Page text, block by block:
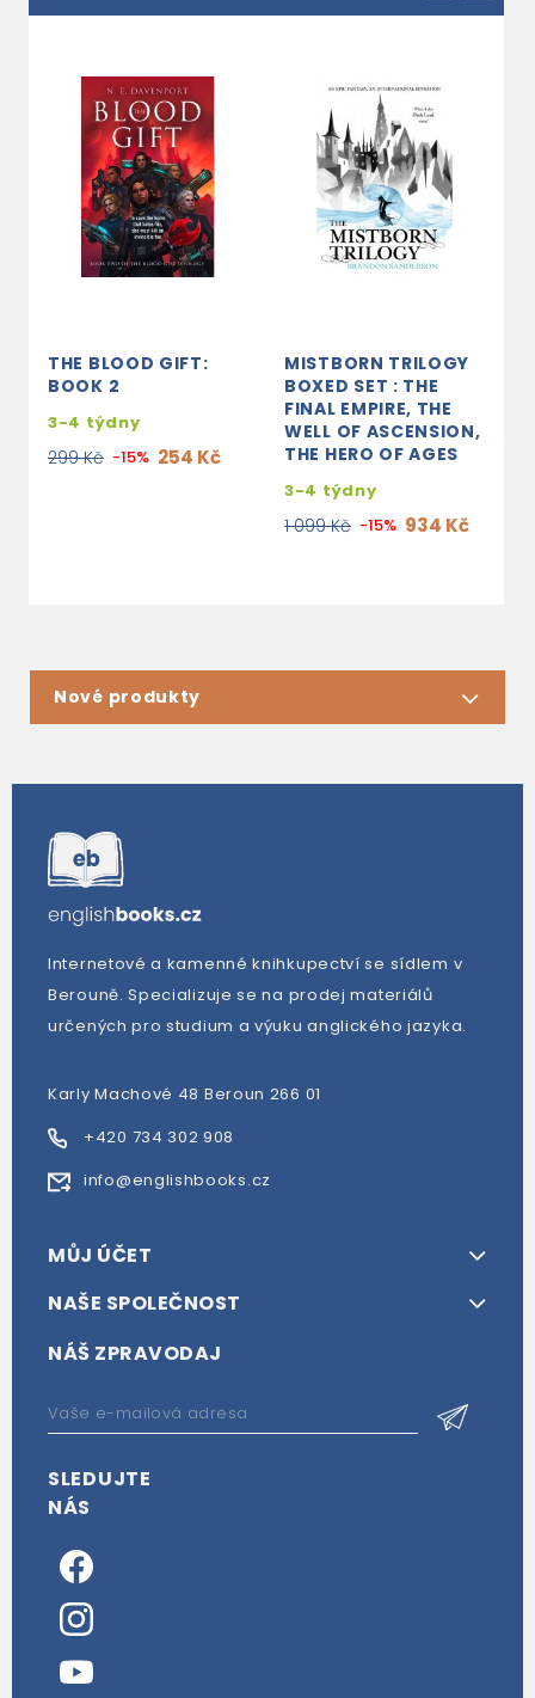
THE BLOOD GIFT:
BOOK 2
3-4 týdny
299 Kč -15% 254 Kč
MISTBORN TRILOGY
BOXED SET : THE
FINAL EMPIRE, THE
WELL OF ASCENSION,
THE HERO OF AGES
3-4 týdny
1 099 Kč -15% 934 Kč
Nové produkty
Internetové a kamenné knihkupectví se sídlem v
Berouně. Specializuje se na prodej materiálů
určených pro studium a výuku anglického jazyka.
Karly Machové 48 Beroun 266 01
+420 734 302 908
info@englishbooks.cz
MŮJ ÚČET
NAŠE SPOLEČNOST
NÁŠ ZPRAVODAJ
SLEDUJTE
NÁS